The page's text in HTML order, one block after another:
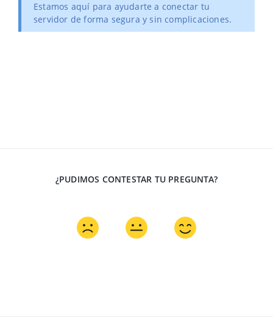
Estamos aquí para ayudarte a conectar tu
servidor de forma segura y sin complicaciones.
¿PUDIMOS CONTESTAR TU PREGUNTA?